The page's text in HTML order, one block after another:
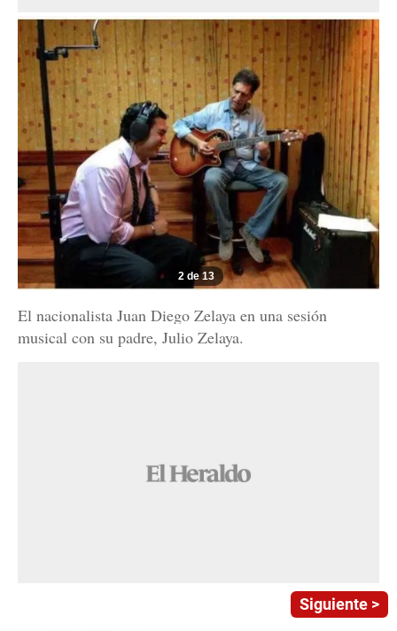
2 de 13
El nacionalista Juan Diego Zelaya en una sesión
musical con su padre, Julio Zelaya.
Siguiente >